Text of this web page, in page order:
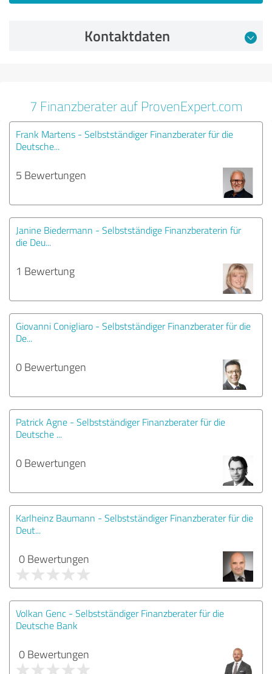
Kontaktdaten
7 Finanzberater auf ProvenExpert.com
Frank Martens - Selbstständiger Finanzberater für die
Deutsche...
5 Bewertungen
Janine Biedermann - Selbstständige Finanzberaterin für
die Deu...
1 Bewertung
Giovanni Conigliaro - Selbstständiger Finanzberater für die
De...
0 Bewertungen
Patrick Agne - Selbstständiger Finanzberater für die
Deutsche ...
0 Bewertungen
Karlheinz Baumann - Selbstständiger Finanzberater für die
Deut...
0 Bewertungen
Volkan Genc - Selbstständiger Finanzberater für die
Deutsche Bank
0 Bewertungen